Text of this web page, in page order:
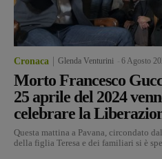
Cronaca Glenda Venturini 6 Agosto
Morto Francesco
25 aprile del 2024
celebrare la
Questa mattina a Pavana, circondato
della figlia Teresa e dei familiari si è